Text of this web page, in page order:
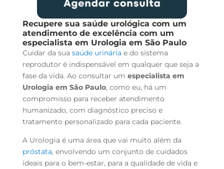
Recupere sua saúde urológica com um
atendimento de excelência com um
especialista em Urologia em São Paulo
Cuidar da sua saúde urinária e do sistema
reprodutor é indispensável em qualquer que seja a
fase da vida. Ao consultar um especialista em
Urologia em São Paulo, como eu, há um
compromisso para receber atendimento
humanizado, com diagnóstico preciso e
tratamento personalizado para cada paciente.
A Urologia é uma área que vai muito além da
próstata, envolvendo um conjunto de cuidados
ideais para o bem-estar, para a qualidade de vida e